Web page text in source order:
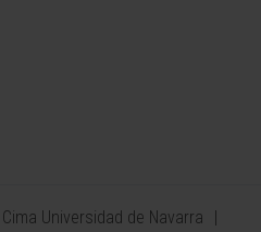
Cima Universidad de Navarra